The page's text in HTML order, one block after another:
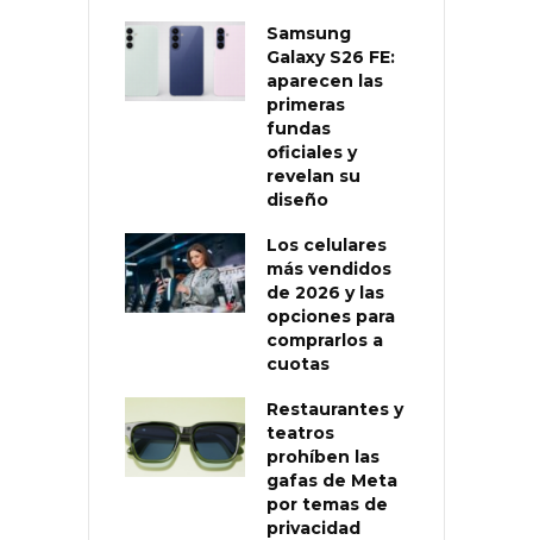
Samsung
Galaxy S26 FE:
aparecen las
primeras
fundas
oficiales y
revelan su
diseño
Los celulares
más vendidos
de 2026 y las
opciones para
comprarlos a
cuotas
Restaurantes y
teatros
prohíben las
gafas de Meta
por temas de
privacidad